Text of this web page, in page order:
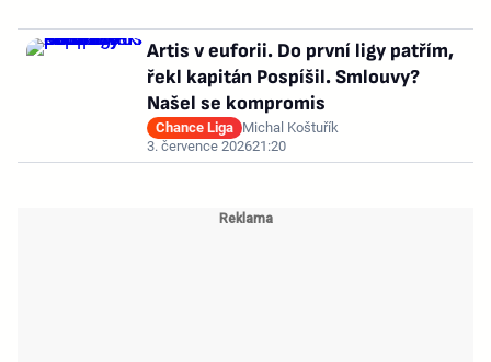
Artis v euforii. Do první ligy patřím,
řekl kapitán Pospíšil. Smlouvy?
Našel se kompromis
Chance Liga Michal Koštuřík
3. července 202621:20